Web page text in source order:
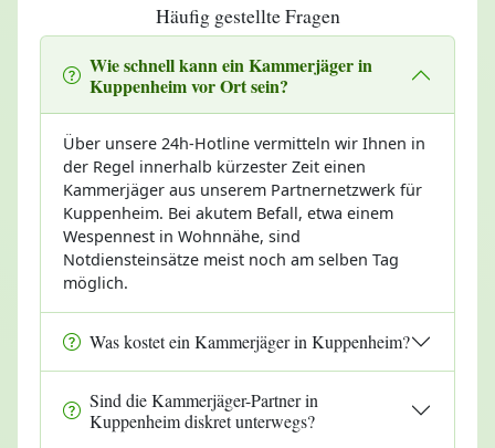
Häufig gestellte Fragen
Wie schnell kann ein Kammerjäger in
Kuppenheim vor Ort sein?
Über unsere 24h-Hotline vermitteln wir Ihnen in
der Regel innerhalb kürzester Zeit einen
Kammerjäger aus unserem Partnernetzwerk für
Kuppenheim. Bei akutem Befall, etwa einem
Wespennest in Wohnnähe, sind
Notdiensteinsätze meist noch am selben Tag
möglich.
Was kostet ein Kammerjäger in Kuppenheim?
Sind die Kammerjäger-Partner in
Kuppenheim diskret unterwegs?